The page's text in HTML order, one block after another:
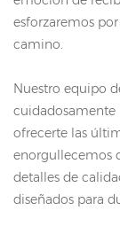
esforzaremos
camino.
Nuestro equipo
cuidadosamente
ofrecerte las
enorgullecemos
detalles de
diseñados para